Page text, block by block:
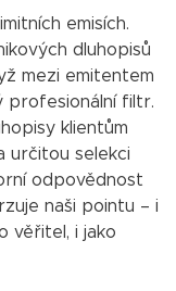
emisích.
dluhopisů
mezi emitentem
profesionální filtr.
klientům
určitou selekci
odpovědnost
naši pointu – i
věřitel, i jako